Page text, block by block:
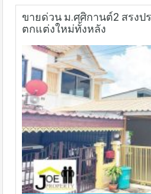
ขายด่วน ม.ศศิกานต์2 สรงป
ตกแต่งใหม่ทั้งหลัง